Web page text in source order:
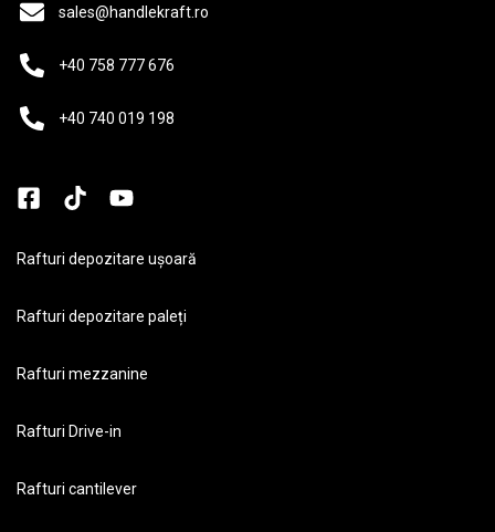
sales@handlekraft.ro
+40 758 777 676
+40 740 019 198
Rafturi depozitare ușoară
Rafturi depozitare paleți
Rafturi mezzanine
Rafturi Drive-in
Rafturi cantilever